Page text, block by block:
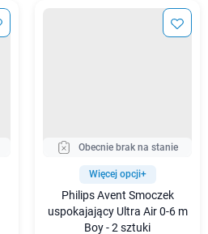
Obecnie brak na stanie
Więcej opcji+
Philips Avent Smoczek
uspokajający Ultra Air 0-6 m
Boy - 2 sztuki